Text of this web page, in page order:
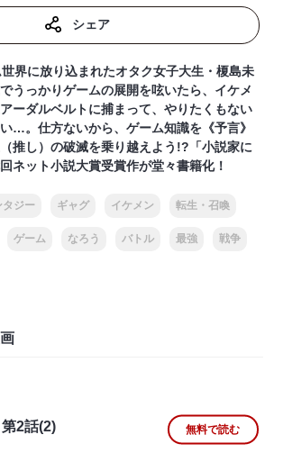
シェア
界に放り込まれたオタク女子大生・榎島未
うっかりゲームの展開を呟いたら、イケメ
ーダルベルトに捕まって、やりたくもない
…。仕方ないから、ゲーム知識を《予言》
推し）の破滅を乗り越えよう!?「小説家に
ネット小説大賞受賞作が堂々書籍化！
タジー ギャグ イケメン 転生・召喚
ゲーム なろう バトル 最強 戦争
第2話(2) 無料で読む